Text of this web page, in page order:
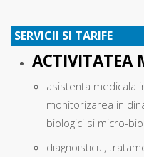
SERVICII SI TARIFE
ACTIVITATEA
asistenta medicala
monitorizarea in
biologici si micro-
diagnoisticul,